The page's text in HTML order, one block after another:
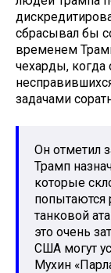
сбрасывал бы
временем
чехарды, когда
задачами
Он отметил
Трамп
которые
попытаются
танковой
это очень
США могут
Мухин